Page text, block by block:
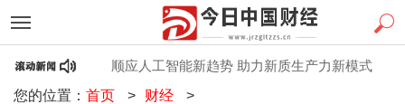
是什么？ 顺应人工智能新趋势 助力新质生产力新模式
您的位置： 首页 > 财经 >